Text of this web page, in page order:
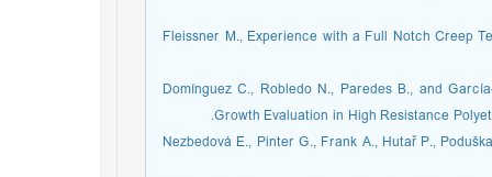
4. Fleissner M., Experience with a Full Notch
5. Domínguez C., Robledo N., Paredes B., and
Growth Evaluation in High Resistance
6. Nezbedová E., Pinter G., Frank A., Hutař P.,